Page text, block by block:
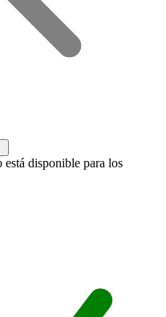
disponible para los